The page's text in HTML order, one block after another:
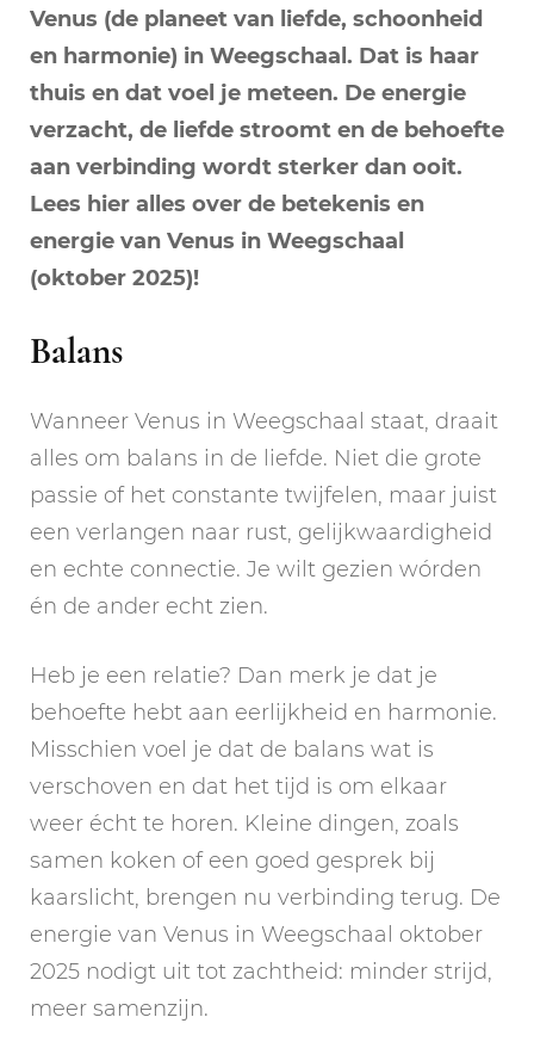
Venus (de planeet van liefde, schoonheid
en harmonie) in Weegschaal. Dat is haar
thuis en dat voel je meteen. De energie
verzacht, de liefde stroomt en de behoefte
aan verbinding wordt sterker dan ooit.
Lees hier alles over de betekenis en
energie van Venus in Weegschaal
(oktober 2025)!
Balans
Wanneer Venus in Weegschaal staat, draait
alles om balans in de liefde. Niet die grote
passie of het constante twijfelen, maar juist
een verlangen naar rust, gelijkwaardigheid
en echte connectie. Je wilt gezien wórden
én de ander echt zien.
Heb je een relatie? Dan merk je dat je
behoefte hebt aan eerlijkheid en harmonie.
Misschien voel je dat de balans wat is
verschoven en dat het tijd is om elkaar
weer écht te horen. Kleine dingen, zoals
samen koken of een goed gesprek bij
kaarslicht, brengen nu verbinding terug. De
energie van Venus in Weegschaal oktober
2025 nodigt uit tot zachtheid: minder strijd,
meer samenzijn.